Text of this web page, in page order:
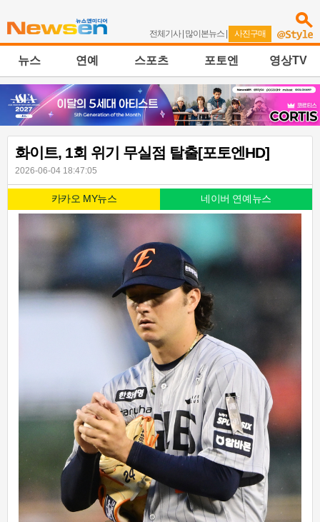
전체기사| 많이본뉴스 | 사진구매
뉴스 연예 스포츠 포토엔 영상TV
화이트, 1회 위기 무실점 탈출[포토엔HD]
2026-06-04 18:47:05
카카오 MY뉴스 네이버 연예뉴스